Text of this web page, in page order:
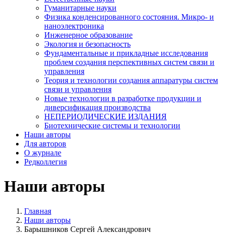
Гуманитарные науки
Физика конденсированного состояния. Микро- и
наноэлектроника
Инженерное образование
Экология и безопасность
Фундаментальные и прикладные исследования
проблем создания перспективных систем связи и
управления
Теория и технологии создания аппаратуры систем
связи и управления
Новые технологии в разработке продукции и
диверсификация производства
НЕПЕРИОДИЧЕСКИЕ ИЗДАНИЯ
Биотехнические системы и технологии
Наши авторы
Для авторов
О журнале
Редколлегия
Наши авторы
Главная
Наши авторы
Барышников Сергей Александрович